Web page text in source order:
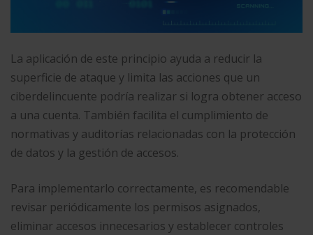
La aplicación de este principio ayuda a reducir la
superficie de ataque y limita las acciones que un
ciberdelincuente podría realizar si logra obtener acceso
a una cuenta. También facilita el cumplimiento de
normativas y auditorías relacionadas con la protección
de datos y la gestión de accesos.
Para implementarlo correctamente, es recomendable
revisar periódicamente los permisos asignados,
eliminar accesos innecesarios y establecer controles